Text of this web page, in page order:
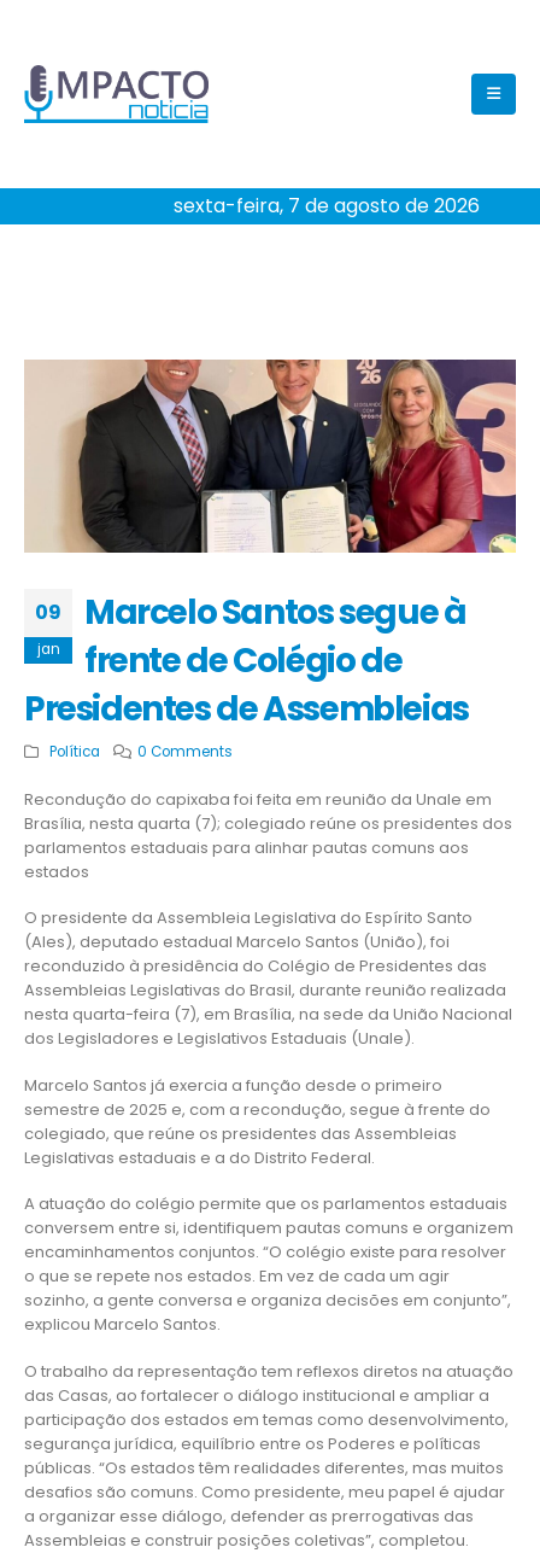
sexta-feira, 7 de agosto de 2026
09
jan
Marcelo Santos segue à
frente de Colégio de
Presidentes de Assembleias
Política 0 Comments
Recondução do capixaba foi feita em reunião da Unale em
Brasília, nesta quarta (7); colegiado reúne os presidentes dos
parlamentos estaduais para alinhar pautas comuns aos
estados
O presidente da Assembleia Legislativa do Espírito Santo
(Ales), deputado estadual Marcelo Santos (União), foi
reconduzido à presidência do Colégio de Presidentes das
Assembleias Legislativas do Brasil, durante reunião realizada
nesta quarta-feira (7), em Brasília, na sede da União Nacional
dos Legisladores e Legislativos Estaduais (Unale).
Marcelo Santos já exercia a função desde o primeiro
semestre de 2025 e, com a recondução, segue à frente do
colegiado, que reúne os presidentes das Assembleias
Legislativas estaduais e a do Distrito Federal.
A atuação do colégio permite que os parlamentos estaduais
conversem entre si, identifiquem pautas comuns e organizem
encaminhamentos conjuntos. “O colégio existe para resolver
o que se repete nos estados. Em vez de cada um agir
sozinho, a gente conversa e organiza decisões em conjunto”,
explicou Marcelo Santos.
O trabalho da representação tem reflexos diretos na atuação
das Casas, ao fortalecer o diálogo institucional e ampliar a
participação dos estados em temas como desenvolvimento,
segurança jurídica, equilíbrio entre os Poderes e políticas
públicas. “Os estados têm realidades diferentes, mas muitos
desafios são comuns. Como presidente, meu papel é ajudar
a organizar esse diálogo, defender as prerrogativas das
Assembleias e construir posições coletivas”, completou.